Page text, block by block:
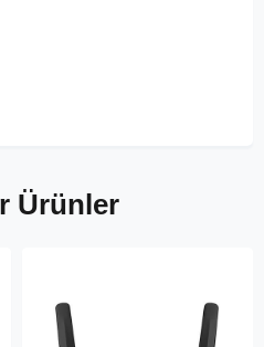
Ürünler